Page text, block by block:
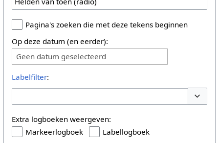
Pagina's zoeken die met deze tekens beginnen
Op deze datum (en eerder):
Geen datum geselecteerd
Labelfilter:
Extra logboeken weergeven:
Markeerlogboek
Labellogboek